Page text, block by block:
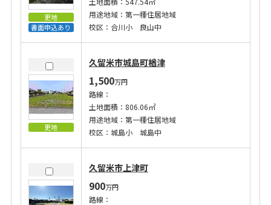
更地
書面申込あり
用途地域：第一種住居地域
校区：合川小 良山中
更地
久留米市城島町楢津
1,500万円
路線：
土地面積：806.06㎡
用途地域：第一種住居地域
校区：城島小 城島中
久留米市上津町
900万円
路線：